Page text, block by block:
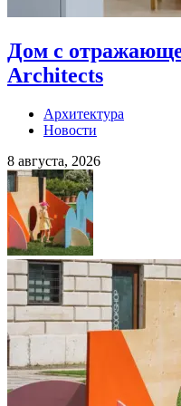
Дом с
Architects
Архитектура
Новости
8 августа, 2026